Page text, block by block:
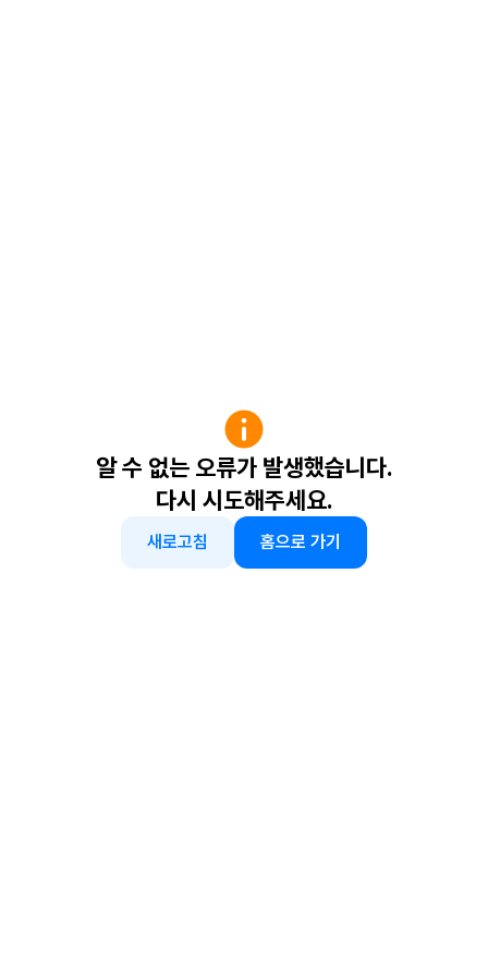
알 수 없는 오류가 발생했습니다.
다시 시도해주세요.
새로고침 홈으로 가기